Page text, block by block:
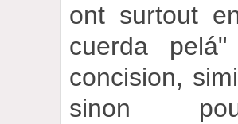
ont surtout
cuerda
concision,
sinon